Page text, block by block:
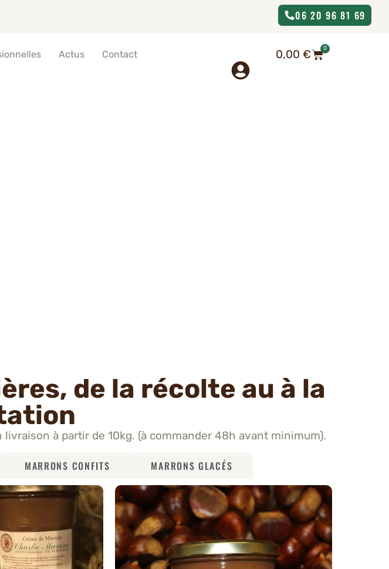
06 20 96 81 69
Actus Contact 0,00€ 0
de la récolte au à la
à partir de 10kg. (à commander 48h avant minimum).
MARRONS CONFITS MARRONS GLACÉS